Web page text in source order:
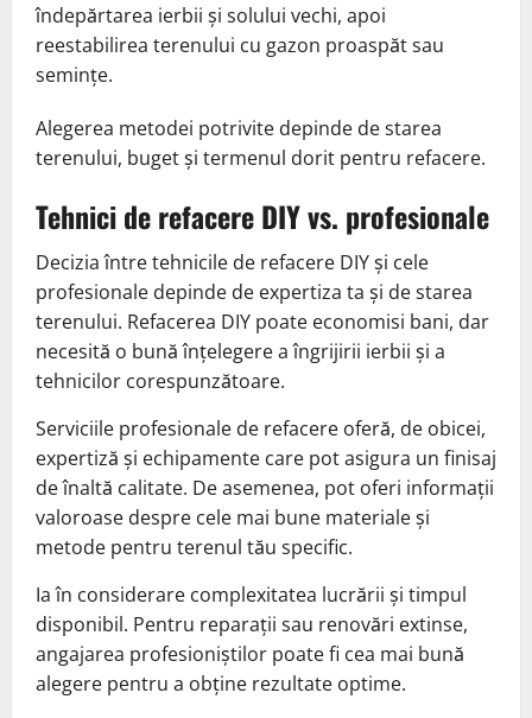
îndepărtarea ierbii și solului vechi, apoi
reestabilirea terenului cu gazon proaspăt sau
semințe.
Alegerea metodei potrivite depinde de starea
terenului, buget și termenul dorit pentru refacere.
Tehnici de refacere DIY vs. profesionale
Decizia între tehnicile de refacere DIY și cele
profesionale depinde de expertiza ta și de starea
terenului. Refacerea DIY poate economisi bani, dar
necesită o bună înțelegere a îngrijirii ierbii și a
tehnicilor corespunzătoare.
Serviciile profesionale de refacere oferă, de obicei,
expertiză și echipamente care pot asigura un finisaj
de înaltă calitate. De asemenea, pot oferi informații
valoroase despre cele mai bune materiale și
metode pentru terenul tău specific.
Ia în considerare complexitatea lucrării și timpul
disponibil. Pentru reparații sau renovări extinse,
angajarea profesioniștilor poate fi cea mai bună
alegere pentru a obține rezultate optime.